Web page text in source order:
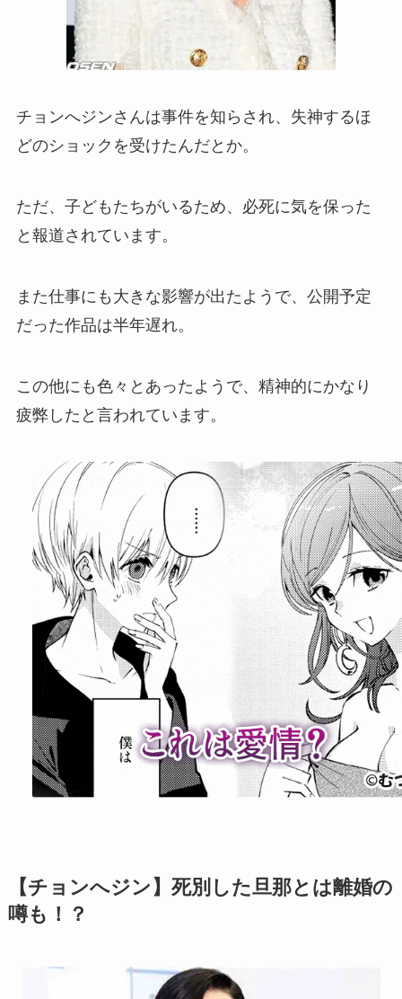
チョンへジンさんは事件を知らされ、失神するほ
どのショックを受けたんだとか。
ただ、子どもたちがいるため、必死に気を保った
と報道されています。
また仕事にも大きな影響が出たようで、公開予定
だった作品は半年遅れ。
この他にも色々とあったようで、精神的にかなり
疲弊したと言われています。
【チョンへジン】死別した旦那とは離婚の
噂も！？